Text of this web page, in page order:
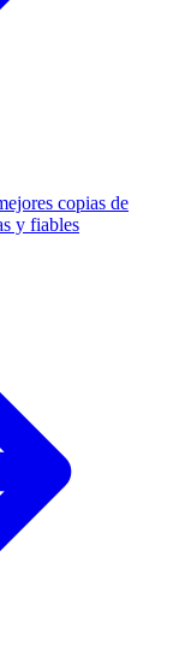
copias de
y fiables